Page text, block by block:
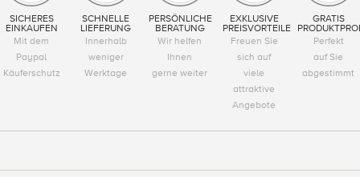
SICHERES
EINKAUFEN
Mit dem
Paypal
Käuferschutz
SCHNELLE
LIEFERUNG
Innerhalb
weniger
Werktage
PERSÖNLICHE
BERATUNG
Wir helfen
Ihnen
gerne weiter
EXKLUSIVE
PREISVORTEILE
Freuen Sie
sich auf
viele
attraktive
Angebote
GRATIS
Perfekt
auf Sie
abgestimmt